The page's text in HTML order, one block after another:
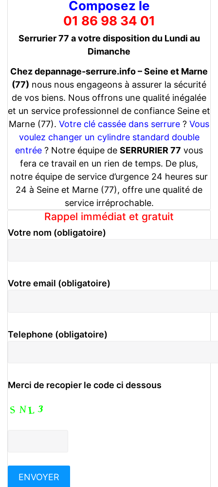
Composez le
01 86 98 34 01
Serrurier 77 a votre disposition du Lundi au
Dimanche
Chez depannage-serrure.info – Seine et Marne
(77) nous nous engageons à assurer la sécurité
de vos biens. Nous offrons une qualité inégalée
et un service professionnel de confiance Seine et
Marne (77). Votre clé cassée dans serrure ? Vous
voulez changer un cylindre standard double
entrée ? Notre équipe de SERRURIER 77 vous
fera ce travail en un rien de temps. De plus,
notre équipe de service d’urgence 24 heures sur
24 à Seine et Marne (77), offre une qualité de
service irréprochable.
Rappel immédiat et gratuit
Votre nom (obligatoire)
Votre email (obligatoire)
Telephone (obligatoire)
Merci de recopier le code ci dessous